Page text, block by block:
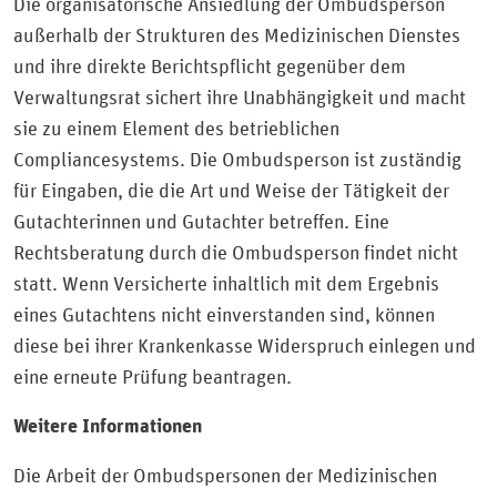
außerhalb der Strukturen des Medizinischen Dienstes
und ihre direkte Berichtspflicht gegenüber dem
Verwaltungsrat sichert ihre Unabhängigkeit und macht
sie zu einem Element des betrieblichen
Compliancesystems. Die Ombudsperson ist zuständig
für Eingaben, die die Art und Weise der Tätigkeit der
Gutachterinnen und Gutachter betreffen. Eine
Rechtsberatung durch die Ombudsperson findet nicht
statt. Wenn Versicherte inhaltlich mit dem Ergebnis
eines Gutachtens nicht einverstanden sind, können
diese bei ihrer Krankenkasse Widerspruch einlegen und
eine erneute Prüfung beantragen.
Weitere Informationen
Die Arbeit der Ombudspersonen der Medizinischen